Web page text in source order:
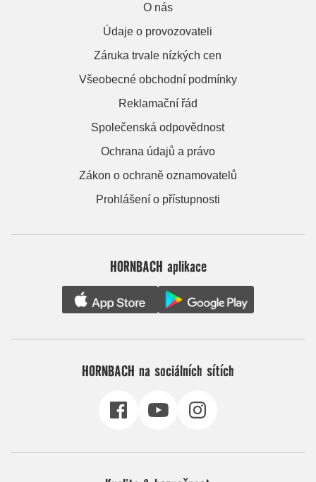
O nás
Údaje o provozovateli
Záruka trvale nízkých cen
Všeobecné obchodní podmínky
Reklamační řád
Společenská odpovědnost
Ochrana údajů a právo
Zákon o ochraně oznamovatelů
Prohlášení o přístupnosti
HORNBACH aplikace
HORNBACH na sociálních sítích